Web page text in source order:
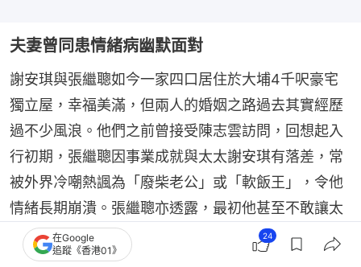
夫妻曾同患情緒病幽默面對
謝安琪與張繼聰如今一家四口居住於大埔4千呎豪宅
獨立屋，幸福美滿，但兩人的婚姻之路過去其實經歷
過不少風浪。他們之前曾接受陳志雲訪問，回想起入
行初期，張繼聰因事業成就與太太謝安琪有落差，常
被外界冷嘲熱諷為「廢柴老公」或「軟飯王」，令他
情緒長期崩潰。張繼聰亦透露，最初他甚至不敢讓太
太知道自己需要服藥，沒想到兩人竟是「同病相
憐」。謝安琪在訪問中憶述，兩人都患上情緒病，在
在Google
追蹤《香港01》
24